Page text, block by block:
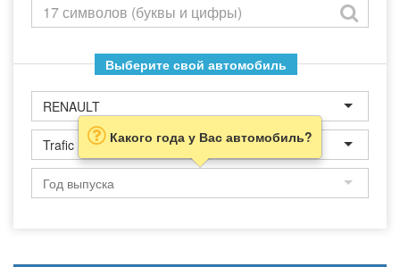
Выберите свой автомобиль
RENAULT
Trafic Какого года у Вас автомобиль?